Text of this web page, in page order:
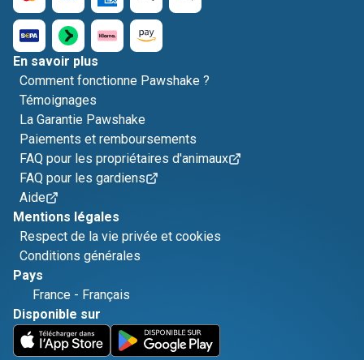
En savoir plus
Comment fonctionne Pawshake ?
Témoignages
La Garantie Pawshake
Paiements et remboursements
FAQ pour les propriétaires d'animaux
FAQ pour les gardiens
Aide
Mentions légales
Respect de la vie privée et cookies
Conditions générales
Pays
France - Français
Disponible sur